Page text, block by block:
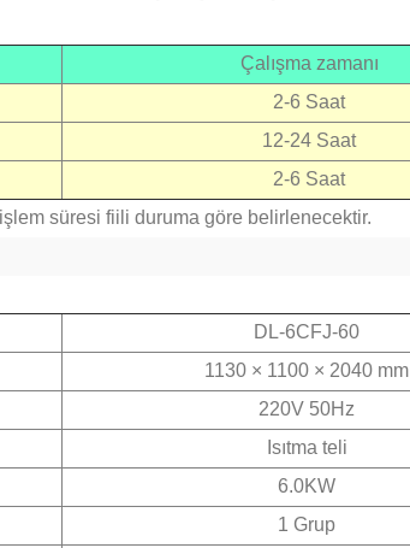
Çalışma zamanı
2-6 Saat
12-24 Saat
2-6 Saat
süresi fiili duruma göre belirlenecektir.
DL-6CFJ-60
1130 × 1100 × 2040 mm
220V 50Hz
Isıtma teli
6.0KW
1 Grup